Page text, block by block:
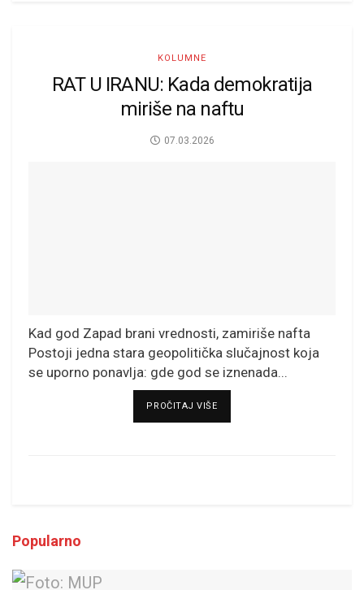
KOLUMNE
RAT U IRANU: Kada demokratija
miriše na naftu
07.03.2026
Kad god Zapad brani vrednosti, zamiriše nafta
Postoji jedna stara geopolitička slučajnost koja
se uporno ponavlja: gde god se iznenada...
PROČITAJ VIŠEDETAILS
Popularno